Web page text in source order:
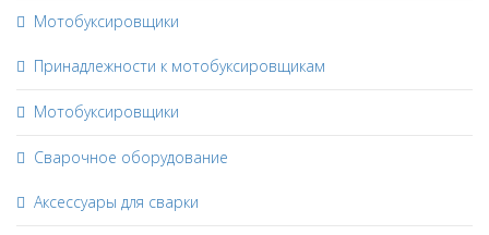
Мотобуксировщики
Принадлежности к мотобуксировщикам
Мотобуксировщики
Сварочное оборудование
Аксессуары для сварки